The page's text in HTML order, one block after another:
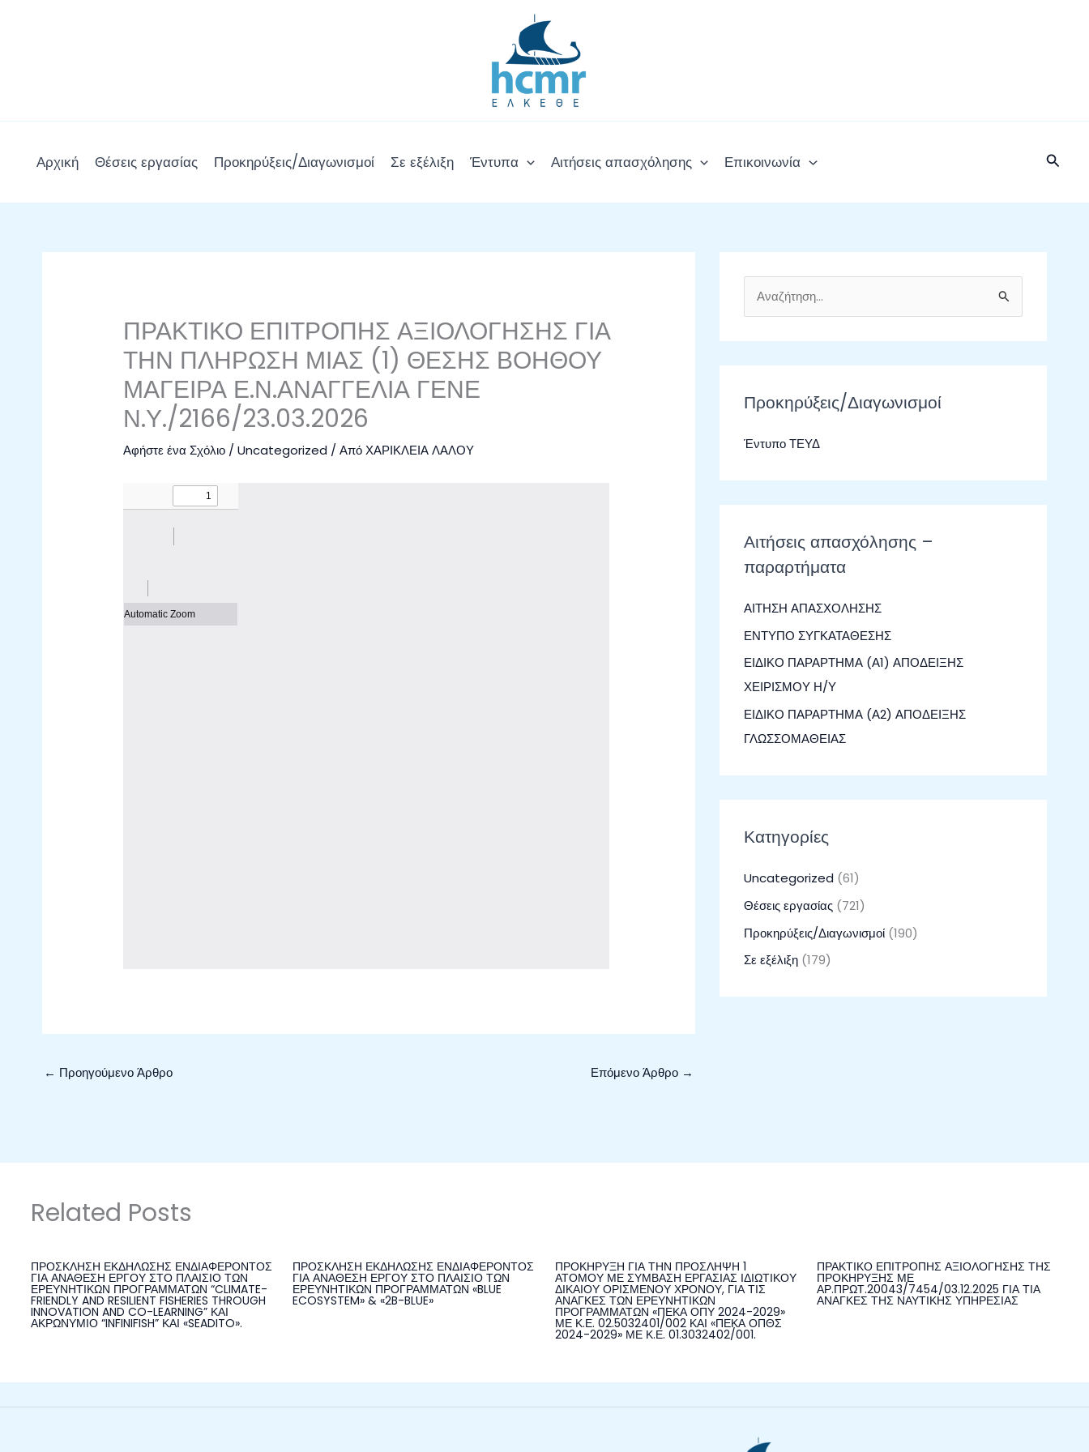
Αρχική Θέσεις εργασίας Προκηρύξεις/Διαγωνισμοί Σε εξέλιξη Έντυπα Αιτήσεις απασχόλησης Επικοινωνία
ΠΡΑΚΤΙΚΟ ΕΠΙΤΡΟΠΗΣ ΑΞΙΟΛΟΓΗΣΗΣ ΓΙΑ
ΤΗΝ ΠΛΗΡΩΣΗ ΜΙΑΣ (1) ΘΕΣΗΣ ΒΟΗΘΟΥ
ΜΑΓΕΙΡΑ Ε.Ν.ΑΝΑΓΓΕΛΙΑ ΓΕΝΕ
Ν.Υ./2166/23.03.2026
Αφήστε ένα Σχόλιο /Uncategorized / ΑπόΧΑΡΙΚΛΕΙΑ ΛΑΛΟΥ
← Προηγούμενο Άρθρο Επόμενο Άρθρο →
ν
α
ζ
ή
η
ι
α
Προκηρύξεις/Διαγωνισμοί
Έντυπο ΤΕΥΔ
Αιτήσεις απασχόλησης –
παραρτήματα
ΑΙΤΗΣΗ ΑΠΑΣΧΟΛΗΣΗΣ
ΕΝΤΥΠΟ ΣΥΓΚΑΤΑΘΕΣΗΣ
ΕΙΔΙΚΟ ΠΑΡΑΡΤΗΜΑ (Α1) ΑΠΟΔΕΙΞΗΣ
ΧΕΙΡΙΣΜΟΥ Η/Υ
ΕΙΔΙΚΟ ΠΑΡΑΡΤΗΜΑ (Α2) ΑΠΟΔΕΙΞΗΣ
ΓΛΩΣΣΟΜΑΘΕΙΑΣ
Κατηγορίες
Uncategorized (61)
Θέσεις εργασίας (721)
Προκηρύξεις/Διαγωνισμοί (190)
Σε εξέλιξη (179)
Related Posts
ΠΡΟΣΚΛΗΣΗ ΕΚΔΗΛΩΣΗΣ ΕΝΔΙΑΦΕΡΟΝΤΟΣ
ΓΙΑ ΑΝΑΘΕΣΗ ΕΡΓΟΥ ΣΤΟ ΠΛΑΙΣΙΟ ΤΩΝ
ΕΡΕΥΝΗΤΙΚΩΝ ΠΡΟΓΡΑΜΜΑΤΩΝ “CLIMATE-
FRIENDLY AND RESILIENT FISHERIES THROUGH
INNOVATION AND CO-LEARNING” ΚΑΙ
ΑΚΡΩΝΥΜΙΟ “INFINIFISH” ΚΑΙ «SEADITO».
ΠΡΟΣΚΛΗΣΗ ΕΚΔΗΛΩΣΗΣ ΕΝΔΙΑΦΕΡΟΝΤΟΣ
ΓΙΑ ΑΝΑΘΕΣΗ ΕΡΓΟΥ ΣΤΟ ΠΛΑΙΣΙΟ ΤΩΝ
ΕΡΕΥΝΗΤΙΚΩΝ ΠΡΟΓΡΑΜΜΑΤΩΝ «BLUE
ECOSYSTEM» & «2B-BLUE»
ΠΡΟΚΗΡΥΞΗ ΓΙΑ ΤΗΝ ΠΡΟΣΛΗΨΗ 1
ΑΤΟΜΟΥ ΜΕ ΣΥΜΒΑΣΗ ΕΡΓΑΣΙΑΣ ΙΔΙΩΤΙΚΟΥ
ΔΙΚΑΙΟΥ ΟΡΙΣΜΕΝΟΥ ΧΡΟΝΟΥ, ΓΙΑ ΤΙΣ
ΑΝΑΓΚΕΣ ΤΩΝ ΕΡΕΥΝΗΤΙΚΩΝ
ΠΡΟΓΡΑΜΜΑΤΩΝ «ΠΕΚΑ ΟΠΥ 2024-2029»
ΜΕ Κ.Ε. 02.5032401/002 ΚΑΙ «ΠΕΚΑ ΟΠΘΣ
2024-2029» ΜΕ Κ.Ε. 01.3032402/001.
ΠΡΑΚΤΙΚΟ ΕΠΙΤΡΟΠΗΣ ΑΞΙΟΛΟΓΗΣΗΣ ΤΗΣ
ΠΡΟΚΗΡΥΞΗΣ ΜΕ
ΑΡ.ΠΡΩΤ.20043/7454/03.12.2025 ΓΙΑ ΤΙΑ
ΑΝΑΓΚΕΣ ΤΗΣ ΝΑΥΤΙΚΗΣ ΥΠΗΡΕΣΙΑΣ